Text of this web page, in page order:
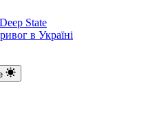
State
в Україні